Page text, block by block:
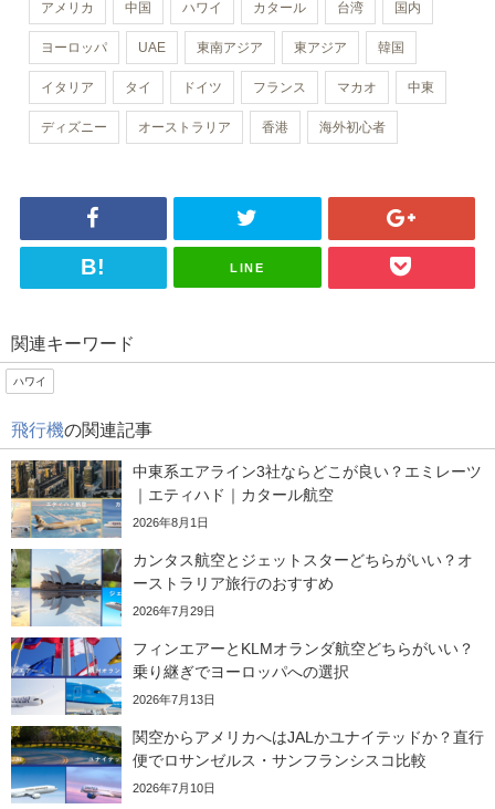
アメリカ 中国 ハワイ カタール 台湾 国内
ヨーロッパ UAE 東南アジア 東アジア 韓国
イタリア タイ ドイツ フランス マカオ 中東
ディズニー オーストラリア 香港 海外初心者
LINE
関連キーワード
ハワイ
飛行機の関連記事
中東系エアライン3社ならどこが良い？エミレーツ
｜エティハド｜カタール航空
2026年8月1日
カンタス航空とジェットスターどちらがいい？オ
ーストラリア旅行のおすすめ
2026年7月29日
フィンエアーとKLMオランダ航空どちらがいい？
乗り継ぎでヨーロッパへの選択
2026年7月13日
関空からアメリカへはJALかユナイテッドか？直行
便でロサンゼルス・サンフランシスコ比較
2026年7月10日